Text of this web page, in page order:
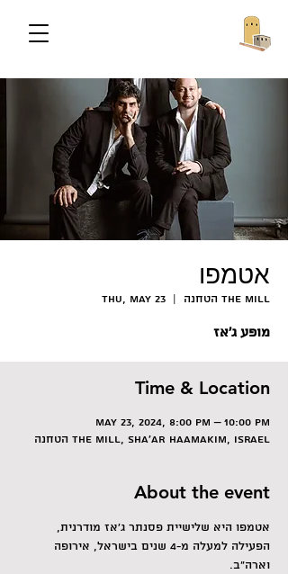
אטמפו
Thu, May 23
  |
הטחנה The Mill
מופע ג'אז
Time & Location
May 23, 2024, 8:00 PM – 10:00 PM
הטחנה The Mill, Sha'ar HaAmakim, Israel
About the event
אטמפו היא שלישיית פסנתר ג'אז מודרנית,
הפעילה למעלה מ-4 שנים בישראל, אירופה
וארה"ב.